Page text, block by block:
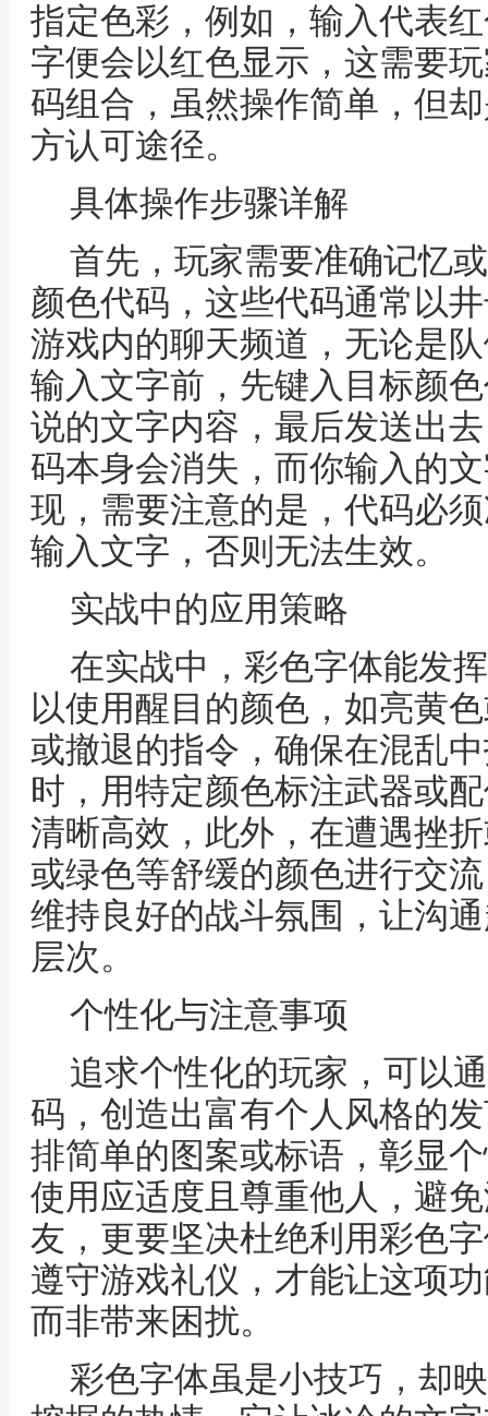
指定色彩，例如，输入代表
字便会以红色显示，这需要
码组合，虽然操作简单，但
方认可途径。
具体操作步骤详解
首先，玩家需要准确记忆
颜色代码，这些代码通常以
游戏内的聊天频道，无论是
输入文字前，先键入目标颜
说的文字内容，最后发送出
码本身会消失，而你输入的
现，需要注意的是，代码必
输入文字，否则无法生效。
实战中的应用策略
在实战中，彩色字体能发
以使用醒目的颜色，如亮黄
或撤退的指令，确保在混乱
时，用特定颜色标注武器或
清晰高效，此外，在遭遇挫
或绿色等舒缓的颜色进行交
维持良好的战斗氛围，让沟
层次。
个性化与注意事项
追求个性化的玩家，可以
码，创造出富有个人风格的
排简单的图案或标语，彰显
使用应适度且尊重他人，避
友，更要坚决杜绝利用彩色
遵守游戏礼仪，才能让这项
而非带来困扰。
彩色字体虽是小技巧，却